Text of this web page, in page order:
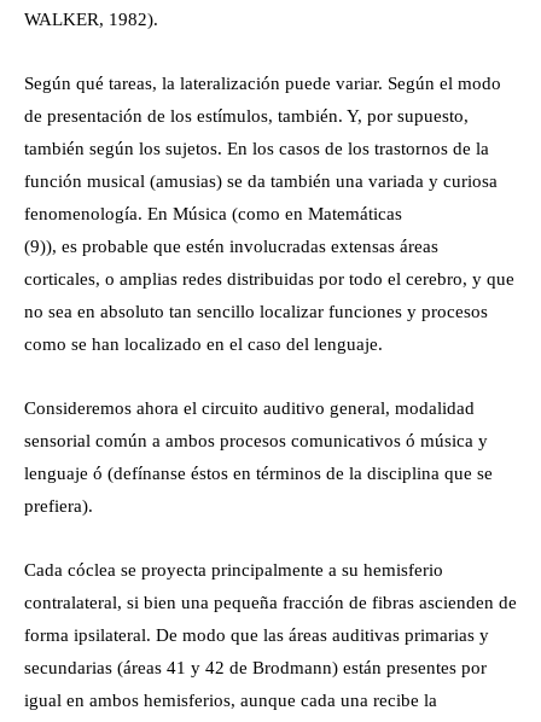
WALKER, 1982).
Según qué tareas, la lateralización puede variar. Según el modo
de presentación de los estímulos, también. Y, por supuesto,
también según los sujetos. En los casos de los trastornos de la
función musical (amusias) se da también una variada y curiosa
fenomenología. En Música (como en Matemáticas
(9)), es probable que estén involucradas extensas áreas
corticales, o amplias redes distribuidas por todo el cerebro, y que
no sea en absoluto tan sencillo localizar funciones y procesos
como se han localizado en el caso del lenguaje.
Consideremos ahora el circuito auditivo general, modalidad
sensorial común a ambos procesos comunicativos ó música y
lenguaje ó (defínanse éstos en términos de la disciplina que se
prefiera).
Cada cóclea se proyecta principalmente a su hemisferio
contralateral, si bien una pequeña fracción de fibras ascienden de
forma ipsilateral. De modo que las áreas auditivas primarias y
secundarias (áreas 41 y 42 de Brodmann) están presentes por
igual en ambos hemisferios, aunque cada una recibe la